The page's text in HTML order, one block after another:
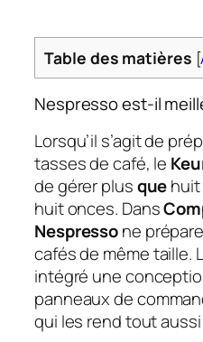
Table des matières [
Nespresso est-il
Lorsqu’il s’agit de
tasses de café, le
de gérer plusque
huit onces. Dans
Nespressone
cafés de même taille.
intégré une
panneaux de
qui les rend tout